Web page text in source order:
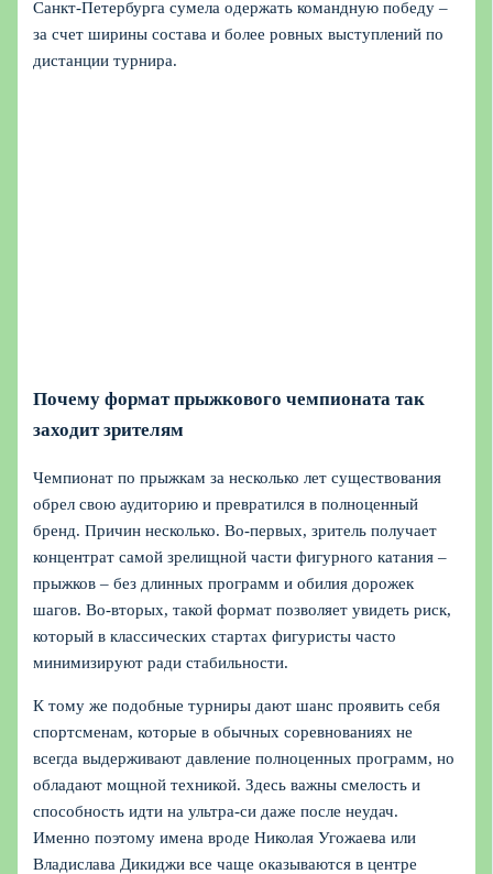
Санкт-Петербурга сумела одержать командную победу –
за счет ширины состава и более ровных выступлений по
дистанции турнира.
Почему формат прыжкового чемпионата так
заходит зрителям
Чемпионат по прыжкам за несколько лет существования
обрел свою аудиторию и превратился в полноценный
бренд. Причин несколько. Во-первых, зритель получает
концентрат самой зрелищной части фигурного катания –
прыжков – без длинных программ и обилия дорожек
шагов. Во-вторых, такой формат позволяет увидеть риск,
который в классических стартах фигуристы часто
минимизируют ради стабильности.
К тому же подобные турниры дают шанс проявить себя
спортсменам, которые в обычных соревнованиях не
всегда выдерживают давление полноценных программ, но
обладают мощной техникой. Здесь важны смелость и
способность идти на ультра-си даже после неудач.
Именно поэтому имена вроде Николая Угожаева или
Владислава Дикиджи все чаще оказываются в центре